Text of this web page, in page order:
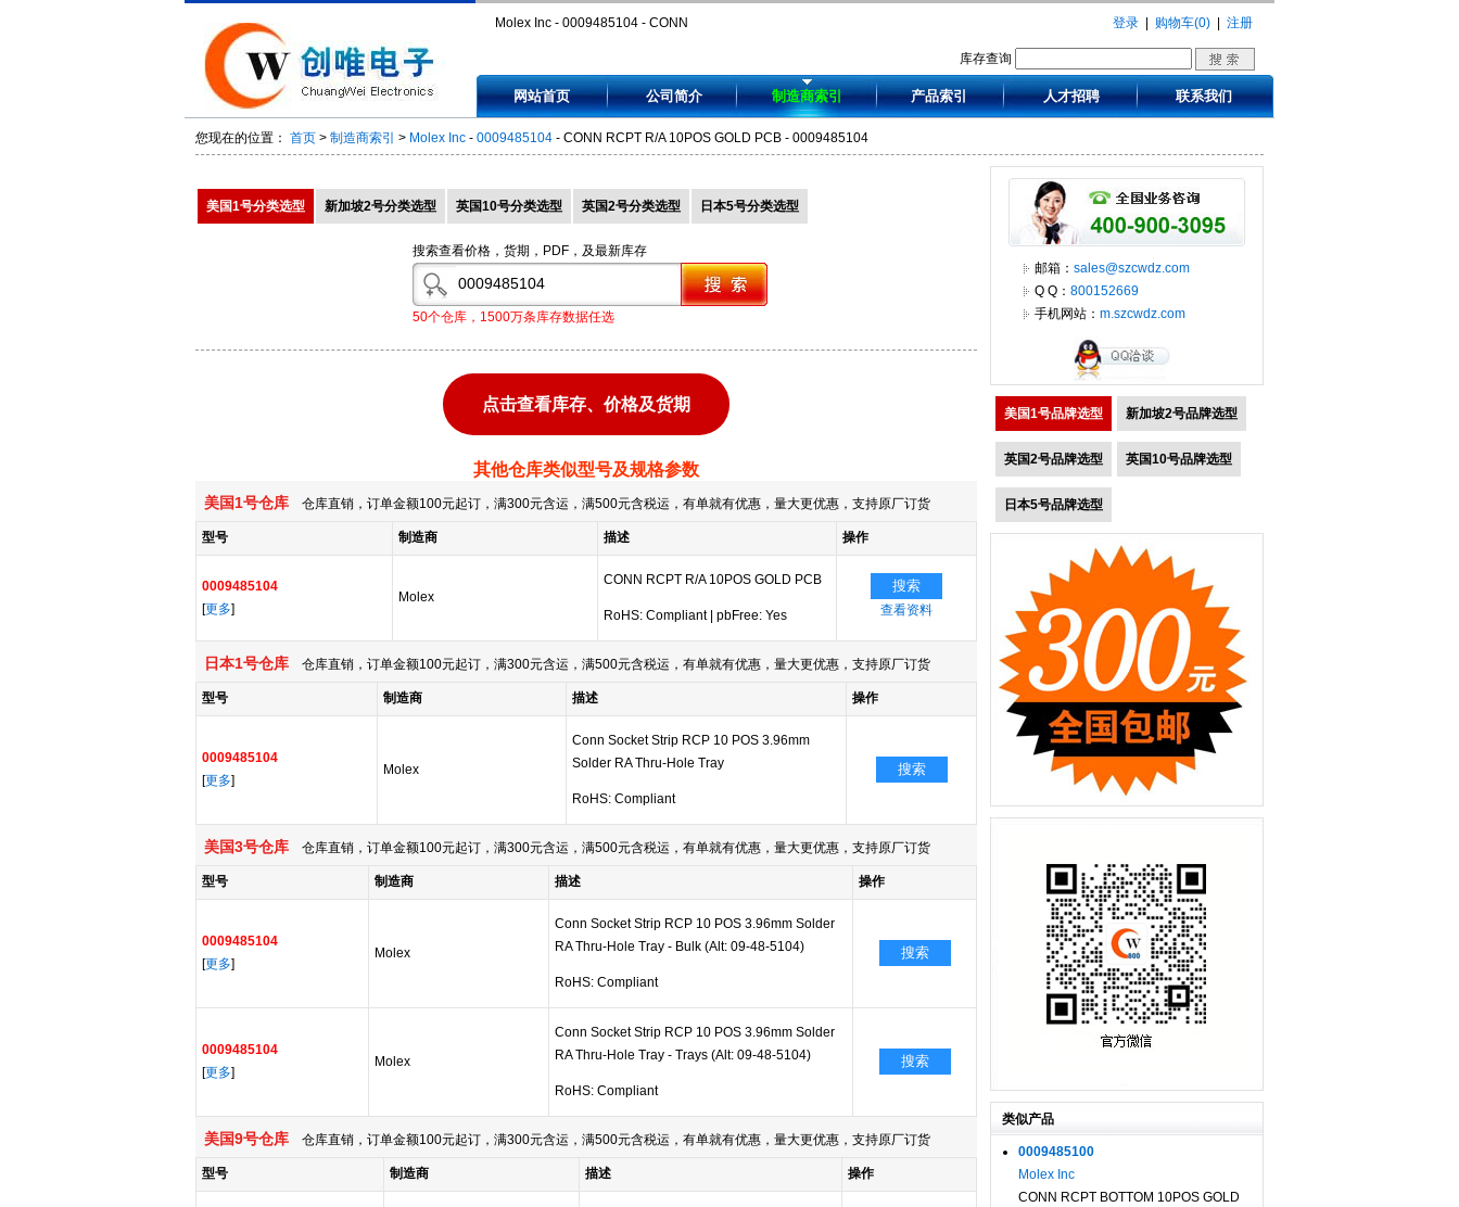
Molex Inc - 0009485104 - CONN
0009485104
登录 购物车(0) 注册
库存查询
网站首页 公司简介 制造商索引 产品索引 人才招聘 联系我们
您现在的位置： 首页 > 制造商索引 > Molex Inc - 0009485104 - CONN RCPT R/A 10POS GOLD PCB - 0009485104
美国1号分类选型 新加坡2号分类选型 英国10号分类选型 英国2号分类选型 日本5号分类选型
搜索查看价格，货期，PDF，及最新库存
50个仓库，1500万条库存数据任选
点击查看库存、价格及货期
其他仓库类似型号及规格参数
美国1号仓库 仓库直销，订单金额100元起订，满300元含运，满500元含税运，有单就有优惠，量大更优惠，支持原厂订货
型号 制造商 描述 操作
0009485104
[更多]
Molex
CONN RCPT R/A 10POS GOLD PCB
RoHS: Compliant pbFree: Yes
搜索
查看资料
日本1号仓库 仓库直销，订单金额100元起订，满300元含运，满500元含税运，有单就有优惠，量大更优惠，支持原厂订货
型号 制造商 描述 操作
0009485104
[更多]
Molex
Conn Socket Strip RCP 10 POS 3.96mm
Solder RA Thru-Hole Tray
RoHS: Compliant
搜索
美国3号仓库 仓库直销，订单金额100元起订，满300元含运，满500元含税运，有单就有优惠，量大更优惠，支持原厂订货
型号 制造商 描述 操作
0009485104
[更多]
Molex
Conn Socket Strip RCP 10 POS 3.96mm Solder
RA Thru-Hole Tray - Bulk (Alt: 09-48-5104)
RoHS: Compliant
搜索
0009485104
[更多]
Molex
Conn Socket Strip RCP 10 POS 3.96mm Solder
RA Thru-Hole Tray - Trays (Alt: 09-48-5104)
RoHS: Compliant
搜索
美国9号仓库 仓库直销，订单金额100元起订，满300元含运，满500元含税运，有单就有优惠，量大更优惠，支持原厂订货
型号 制造商 描述 操作
邮箱： sales@szcwdz.com
Q Q： 800152669
手机网站： m.szcwdz.com
美国1号品牌选型 新加坡2号品牌选型
英国2号品牌选型 英国10号品牌选型
日本5号品牌选型
类似产品
0009485100
Molex Inc
CONN RCPT BOTTOM 10POS GOLD